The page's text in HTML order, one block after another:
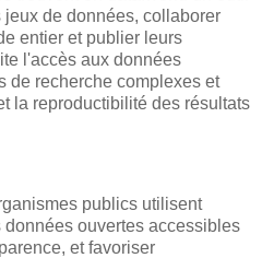
de données, collaborer
entier et publier leurs
l'accès aux données
de recherche complexes et
la reproductibilité des résultats
publics utilisent
ouvertes accessibles
et favoriser